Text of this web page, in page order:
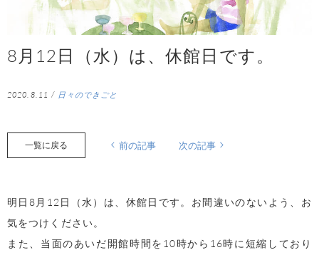
8月12日（水）は、休館日です。
2020.8.11 / 日々のできごと
一覧に戻る 前の記事 次の記事
明日8月12日（水）は、休館日です。お間違いのないよう、お
気をつけください。
また、当面のあいだ開館時間を10時から16時に短縮しており